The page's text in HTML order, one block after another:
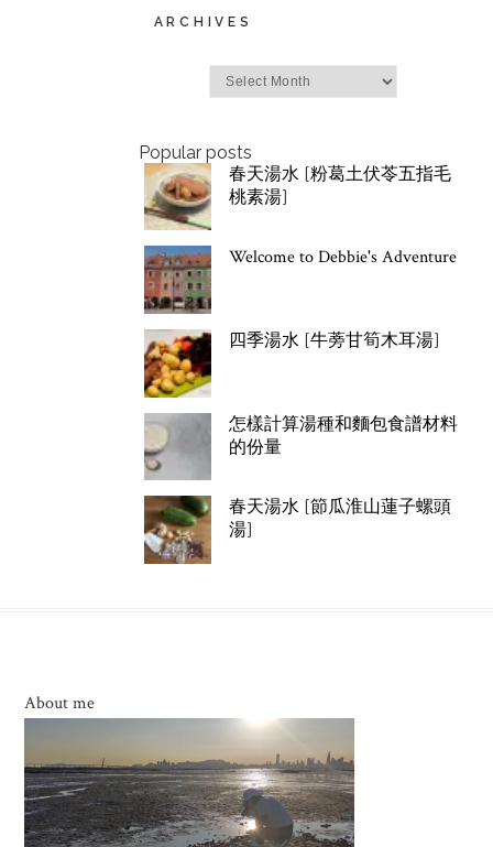
ARCHIVES
Popular posts
春天湯水 [粉葛土伏苓五指毛
桃素湯]
Welcome to Debbie's Adventure
四季湯水 [牛蒡甘筍木耳湯]
怎樣計算湯種和麵包食譜材料
的份量
春天湯水 [節瓜淮山蓮子螺頭
湯]
About me